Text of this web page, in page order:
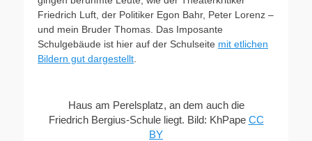
Friedrich Luft, der Politiker Egon Bahr, Peter Lorenz –
und mein Bruder Thomas. Das Imposante
Schulgebäude ist hier auf der Schulseite mit etlichen
Bildern gut dargestellt
Haus am Perelsplatz, an dem auch die
Friedrich Bergius-Schule liegt. Bild: KhPape CC
BY